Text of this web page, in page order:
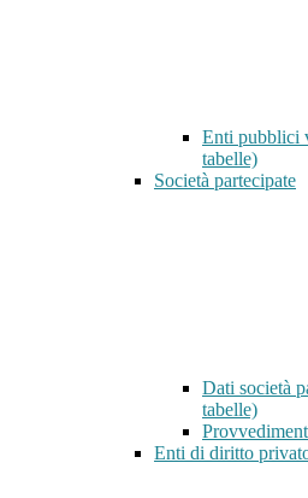
Enti pubblici
tabelle)
Società partecipate
Dati società
tabelle)
Enti di diritto